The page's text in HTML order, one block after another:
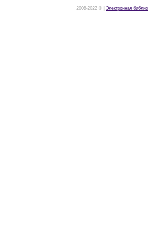
2008-2022 © | Электронная